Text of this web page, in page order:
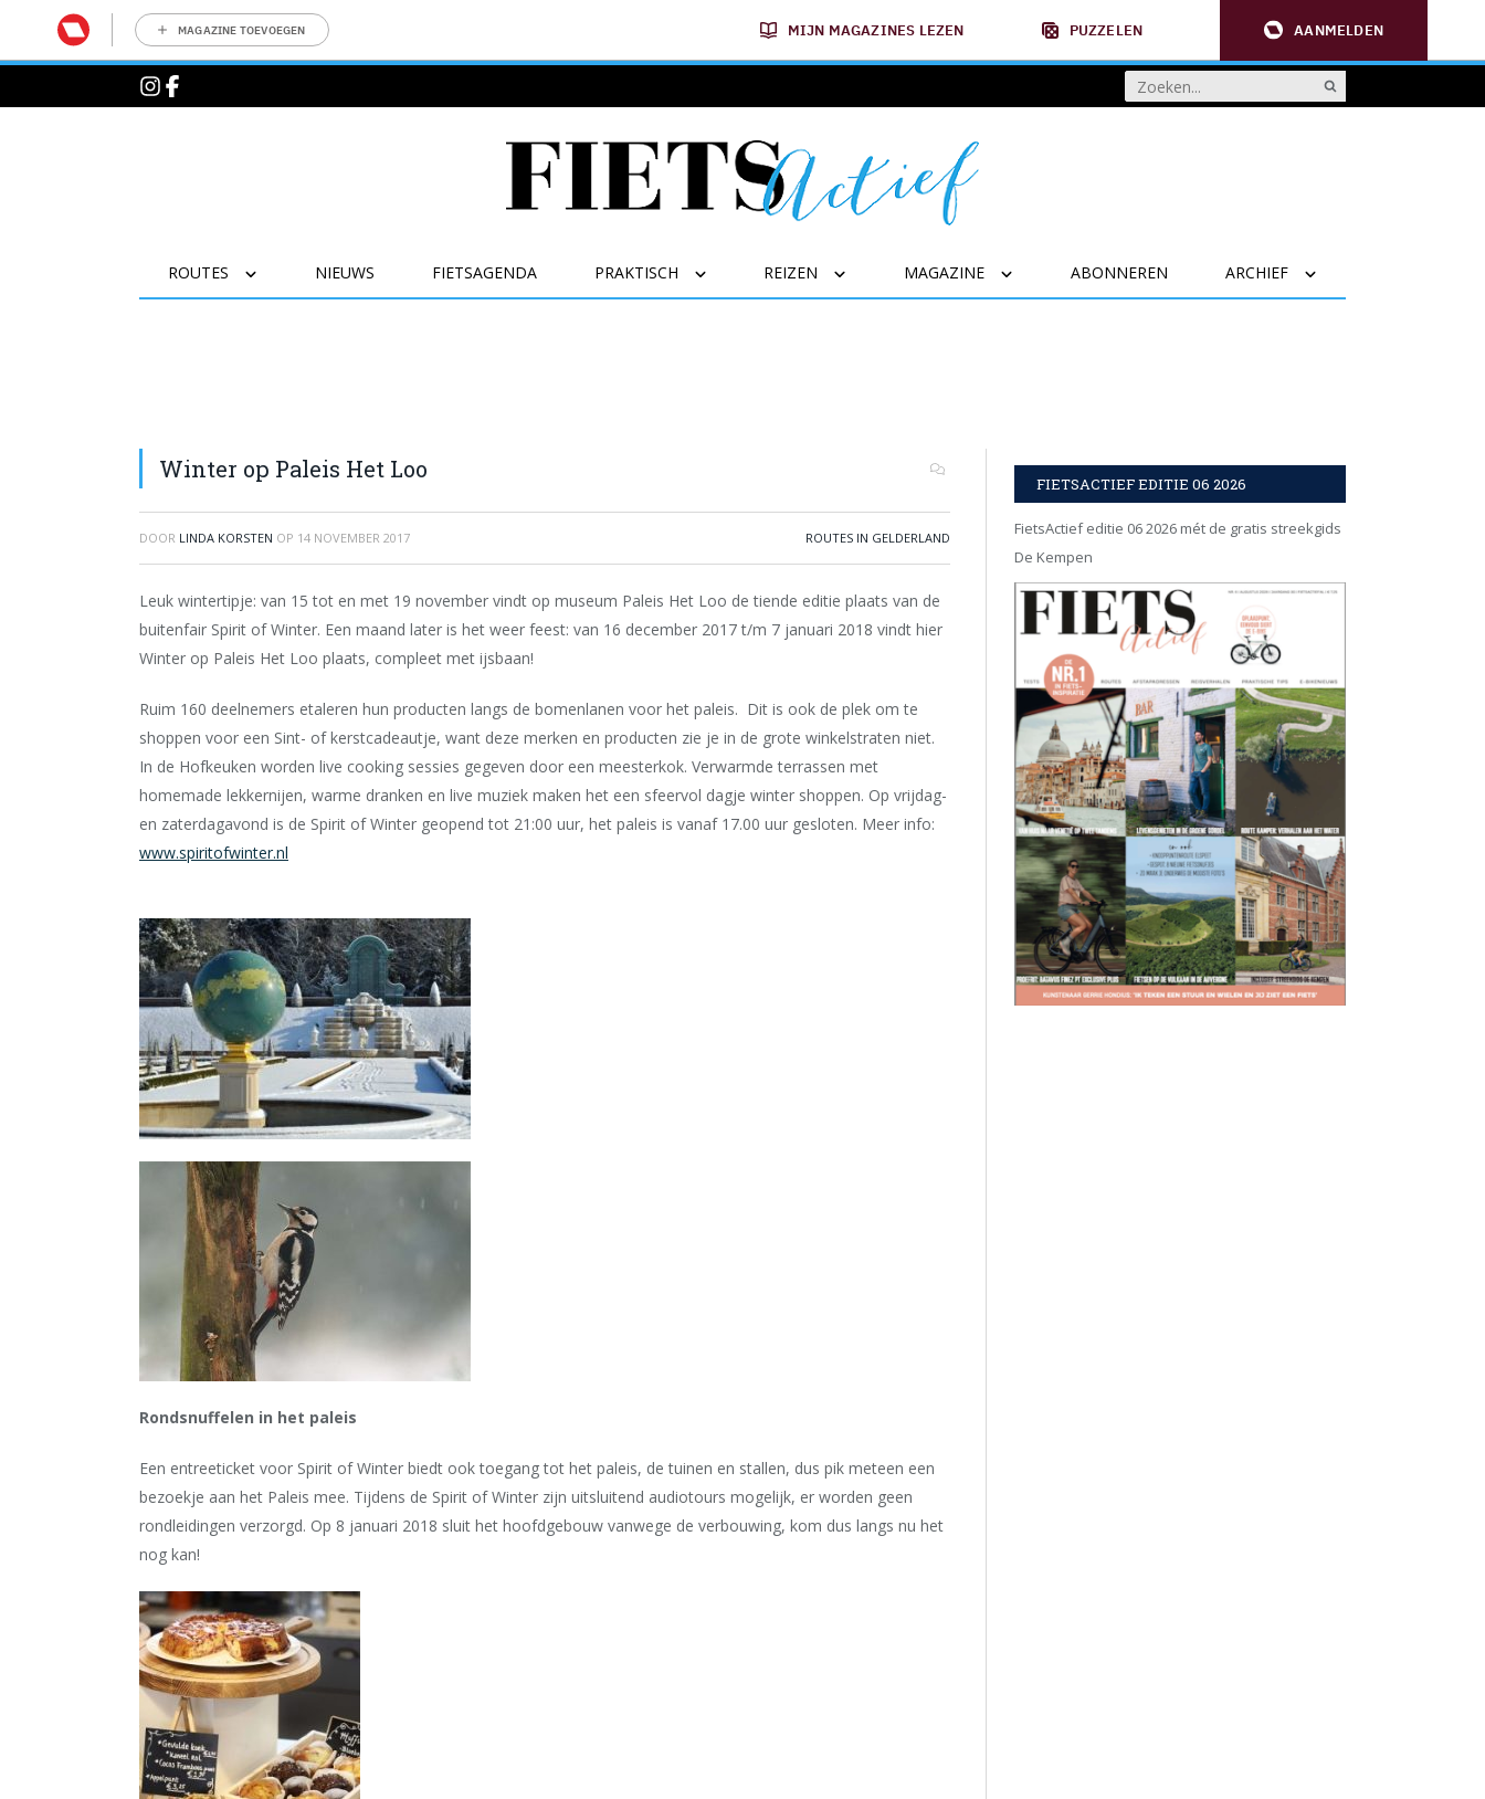
MAGAZINE TOEVOEGEN MIJN MAGAZINES LEZEN PUZZELEN AANMELDEN
ROUTES NIEUWS FIETSAGENDA PRAKTISCH REIZEN MAGAZINE ABONNEREN ARCHIEF
Winter op Paleis Het Loo
DOOR LINDA KORSTEN OP 14 NOVEMBER 2017 ROUTES IN GELDERLAND
Leuk wintertipje: van 15 tot en met 19 november vindt op museum Paleis Het Loo de tiende editie plaats van de
buitenfair Spirit of Winter. Een maand later is het weer feest: van 16 december 2017 t/m 7 januari 2018 vindt hier
Winter op Paleis Het Loo plaats, compleet met ijsbaan!
Ruim 160 deelnemers etaleren hun producten langs de bomenlanen voor het paleis. Dit is ook de plek om te
shoppen voor een Sint- of kerstcadeautje, want deze merken en producten zie je in de grote winkelstraten niet.
In de Hofkeuken worden live cooking sessies gegeven door een meesterkok. Verwarmde terrassen met
homemade lekkernijen, warme dranken en live muziek maken het een sfeervol dagje winter shoppen. Op vrijdag-
en zaterdagavond is de Spirit of Winter geopend tot 21:00 uur, het paleis is vanaf 17.00 uur gesloten. Meer info:
www.spiritofwinter.nl
Rondsnuffelen in het paleis
Een entreeticket voor Spirit of Winter biedt ook toegang tot het paleis, de tuinen en stallen, dus pik meteen een
bezoekje aan het Paleis mee. Tijdens de Spirit of Winter zijn uitsluitend audiotours mogelijk, er worden geen
rondleidingen verzorgd. Op 8 januari 2018 sluit het hoofdgebouw vanwege de verbouwing, kom dus langs nu het
nog kan!
FIETSACTIEF EDITIE 06 2026
FietsActief editie 06 2026 mét de gratis streekgids
De Kempen